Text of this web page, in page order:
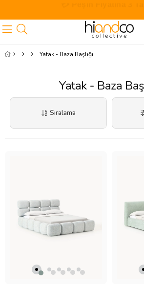
Yatak - Baza Başlığı
Yatak - Baza
Sıralama